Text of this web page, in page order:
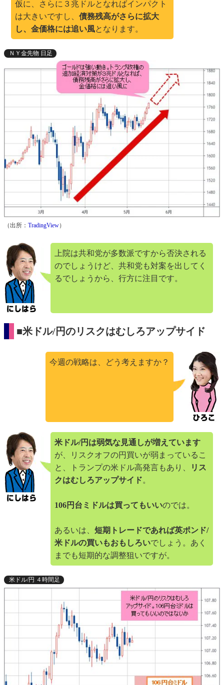
仮に、さらに３兆ドルとなればインパクト
は大きいですし、 債務残高がさらに拡大
し、金価格には追い風となります。
ＮＹ金先物 日足
（出所： TradingView）
上院は共和党が多数派ですから否決される
のでしょうけど、共和党も対案を出してく
るでしょうから、行方に注目です。
■米ドル/円のリスクはむしろアップサイド
今週の戦略は、どう考えますか？
米ドル/円は弱気な見通しが増えています
が、リスクオフの円買いが弱まっているこ
と、トランプの米ドル高発言もあり、
リス
クはむしろアップサイド。
106円台ミドルは買ってもいいのでは。
あるいは、 短期トレードであれば英ポンド/
米ドルの買いもおもしろいでしょう。あく
までも短期的な調整狙いですが。
米ドル/円 ４時間足